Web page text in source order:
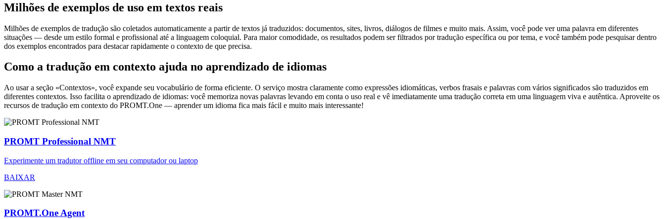
Milhões de exemplos de uso em textos reais
Milhões de exemplos de tradução são coletados automaticamente a partir de textos já traduzidos: documentos, sites, livros, diálogos de filmes e muito mais. Assim, você pode ver uma palavra em diferentes
situações — desde um estilo formal e profissional até a linguagem coloquial. Para maior comodidade, os resultados podem ser filtrados por tradução específica ou por tema, e você também pode pesquisar dentro
dos exemplos encontrados para destacar rapidamente o contexto de que precisa.
Como a tradução em contexto ajuda no aprendizado de idiomas
Ao usar a seção «Contextos», você expande seu vocabulário de forma eficiente. O serviço mostra claramente como expressões idiomáticas, verbos frasais e palavras com vários significados são traduzidos em
diferentes contextos. Isso facilita o aprendizado de idiomas: você memoriza novas palavras levando em conta o uso real e vê imediatamente uma tradução correta em uma linguagem viva e autêntica. Aproveite os
recursos de tradução em contexto do PROMT.One — aprender um idioma fica mais fácil e muito mais interessante!
PROMT Professional NMT
Experimente um tradutor offline em seu computador ou laptop
BAIXAR
PROMT.One Agent